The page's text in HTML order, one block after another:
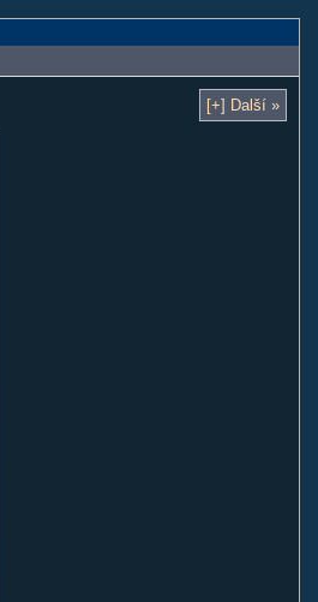
[+] Další »